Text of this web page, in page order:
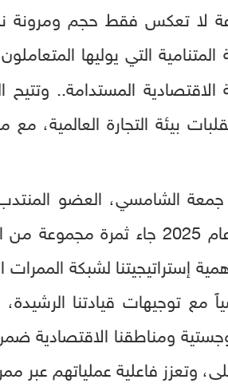
لا تعكس فقط حجم ومرونة
التي يوليها
الاقتصادية المستدامة..
بيئة التجارة العالمية،
الشامسي، العضو
الأداء المتميز للمجموعة في عام
إستراتيجيتنا لشبكة الممرات
ومناطقنا
وتعزز فاعلية عملياتهم عبر